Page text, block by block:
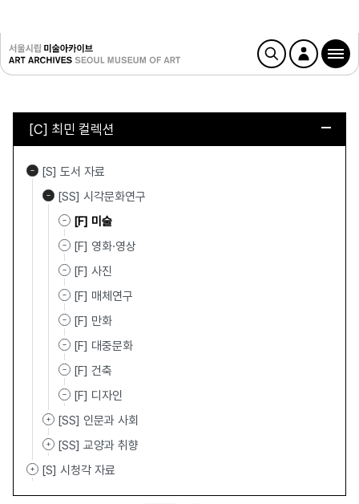
[C] 최민 컬렉션
[S] 도서 자료
[SS] 시각문화연구
[F] 미술
[F] 영화·영상
[F] 사진
[F] 매체연구
[F] 만화
[F] 대중문화
[F] 건축
[F] 디자인
[SS] 인문과 사회
[SS] 교양과 취향
[S] 시청각 자료